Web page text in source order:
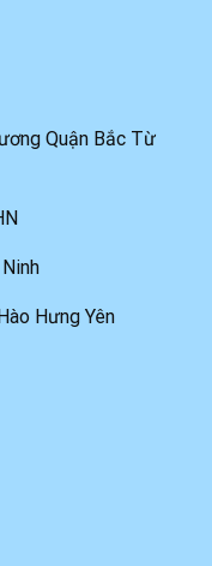
Quận Bắc Từ
Hưng Yên